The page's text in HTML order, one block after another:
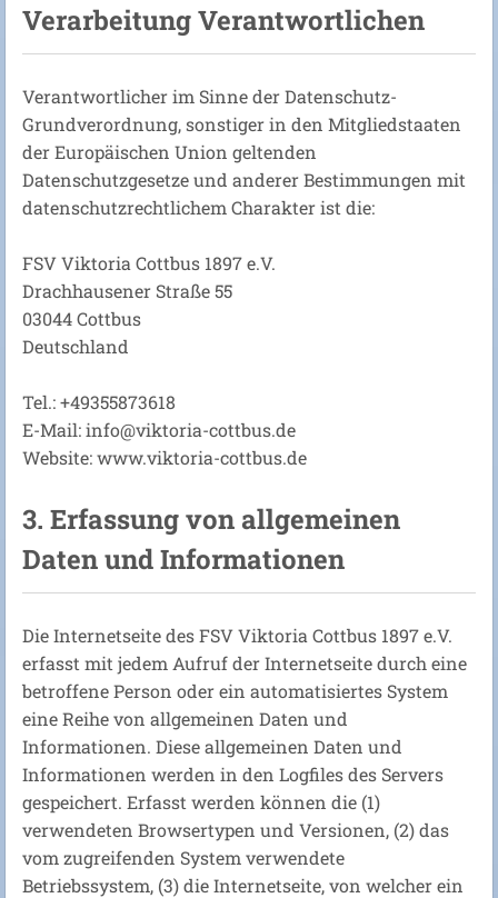
Verarbeitung Verantwortlichen
Verantwortlicher im Sinne der Datenschutz-
Grundverordnung, sonstiger in den Mitgliedstaaten
der Europäischen Union geltenden
Datenschutzgesetze und anderer Bestimmungen mit
datenschutzrechtlichem Charakter ist die:
FSV Viktoria Cottbus 1897 e.V.
Drachhausener Straße 55
03044 Cottbus
Deutschland
Tel.: +49355873618
E-Mail: info@viktoria-cottbus.de
Website: www.viktoria-cottbus.de
3. Erfassung von allgemeinen
Daten und Informationen
Die Internetseite des FSV Viktoria Cottbus 1897 e.V.
erfasst mit jedem Aufruf der Internetseite durch eine
betroffene Person oder ein automatisiertes System
eine Reihe von allgemeinen Daten und
Informationen. Diese allgemeinen Daten und
Informationen werden in den Logfiles des Servers
gespeichert. Erfasst werden können die (1)
verwendeten Browsertypen und Versionen, (2) das
vom zugreifenden System verwendete
Betriebssystem, (3) die Internetseite, von welcher ein